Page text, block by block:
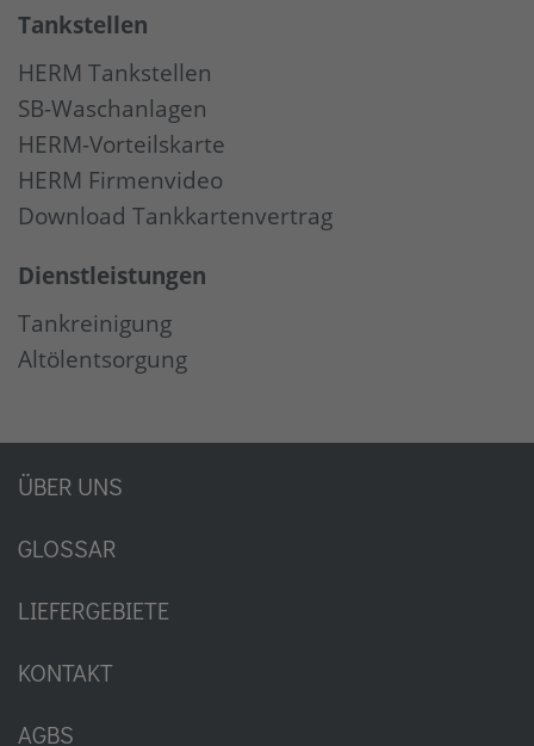
Tankstellen
HERM Tankstellen
SB-Waschanlagen
HERM-Vorteilskarte
HERM Firmenvideo
Download Tankkartenvertrag
Dienstleistungen
Tankreinigung
Altölentsorgung
ÜBER UNS
GLOSSAR
LIEFERGEBIETE
KONTAKT
AGBS